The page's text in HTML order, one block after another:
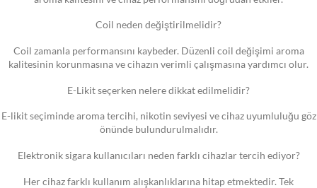
Coil neden değiştirilmelidir?
Coil zamanla performansını kaybeder. Düzenli coil değişimi aroma
kalitesinin korunmasına ve cihazın verimli çalışmasına yardımcı olur.
E-Likit seçerken nelere dikkat edilmelidir?
E-likit seçiminde aroma tercihi, nikotin seviyesi ve cihaz uyumluluğu göz
önünde bulundurulmalıdır.
Elektronik sigara kullanıcıları neden farklı cihazlar tercih ediyor?
Her cihaz farklı kullanım alışkanlıklarına hitap etmektedir. Tek